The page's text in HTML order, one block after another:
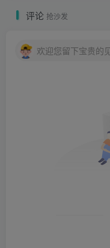
有不少人在创业和上班
实际上，要完成这件事
难道边上班边靠业余
评论 抢沙发
欢迎您留下宝贵的见